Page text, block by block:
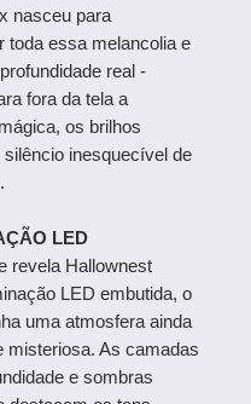
nasceu para
toda essa melancolia e
real -
fora da tela a
os brilhos
inesquecível de
LED
revela Hallownest
LED embutida, o
uma atmosfera ainda
misteriosa. As camadas
e sombras